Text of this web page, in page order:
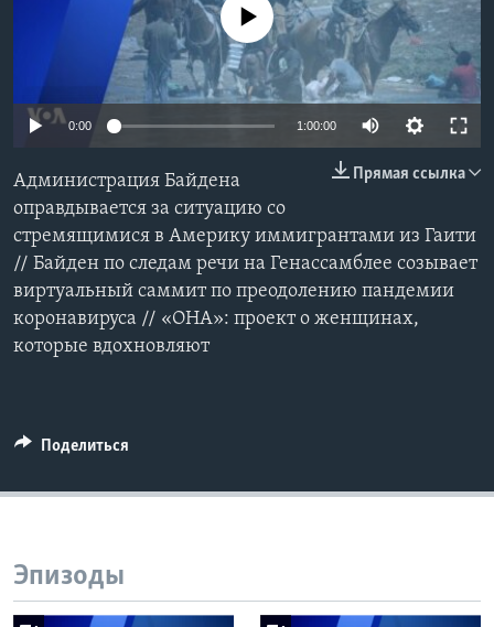
Learning English
СОЦИАЛЬНЫЕ СЕТИ
Языки
No media source currently available
0:00 1:00:00
Прямая ссылка
Администрация Байдена
оправдывается за ситуацию со
стремящимися в Америку иммигрантами из Гаити
// Байден по следам речи на Генассамблее созывает
виртуальный саммит по преодолению пандемии
коронавируса // «ОНА»: проект о женщинах,
которые вдохновляют
Поделиться
Эпизоды